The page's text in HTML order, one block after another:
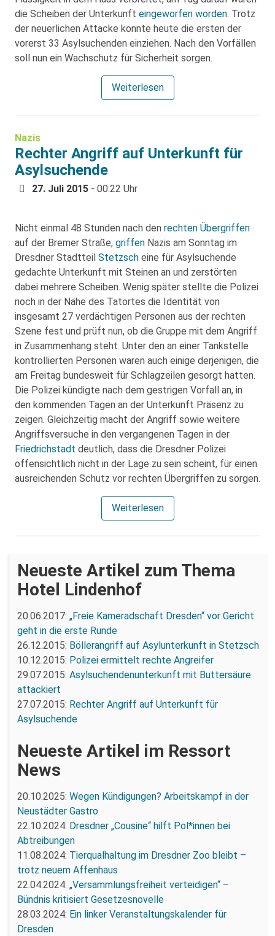
die Scheiben der Unterkunft eingeworfen worden. Trotz
der neuerlichen Attacke konnte heute die ersten der
vorerst 33 Asylsuchenden einziehen. Nach den Vorfällen
soll nun ein Wachschutz für Sicherheit sorgen.
Weiterlesen
Nazis
Rechter Angriff auf Unterkunft für
Asylsuchende
27. Juli 2015 - 00:22 Uhr
Nicht einmal 48 Stunden nach den rechten Übergriffen
auf der Bremer Straße, griffen Nazis am Sonntag im
Dresdner Stadtteil Stetzsch eine für Asylsuchende
gedachte Unterkunft mit Steinen an und zerstörten
dabei mehrere Scheiben. Wenig später stellte die Polizei
noch in der Nähe des Tatortes die Identität von
insgesamt 27 verdächtigen Personen aus der rechten
Szene fest und prüft nun, ob die Gruppe mit dem Angriff
in Zusammenhang steht. Unter den an einer Tankstelle
kontrollierten Personen waren auch einige derjenigen, die
am Freitag bundesweit für Schlagzeilen gesorgt hatten.
Die Polizei kündigte nach dem gestrigen Vorfall an, in
den kommenden Tagen an der Unterkunft Präsenz zu
zeigen. Gleichzeitig macht der Angriff sowie weitere
Angriffsversuche in den vergangenen Tagen in der
Friedrichstadt deutlich, dass die Dresdner Polizei
offensichtlich nicht in der Lage zu sein scheint, für einen
ausreichenden Schutz vor rechten Übergriffen zu sorgen.
Weiterlesen
Neueste Artikel zum Thema
Hotel Lindenhof
20.06.2017: „Freie Kameradschaft Dresden“ vor Gericht
geht in die erste Runde
26.12.2015: Böllerangriff auf Asylunterkunft in Stetzsch
10.12.2015: Polizei ermittelt rechte Angreifer
29.07.2015: Asylsuchendenunterkunft mit Buttersäure
attackiert
27.07.2015: Rechter Angriff auf Unterkunft für
Asylsuchende
Neueste Artikel im Ressort
News
20.10.2025: Wegen Kündigungen? Arbeitskampf in der
Neustädter Gastro
22.10.2024: Dresdner „Cousine“ hilft Pol*innen bei
Abtreibungen
11.08.2024: Tierqualhaltung im Dresdner Zoo bleibt –
trotz neuem Affenhaus
22.04.2024: „Versammlungsfreiheit verteidigen“ –
Bündnis kritisiert Gesetzesnovelle
28.03.2024: Ein linker Veranstaltungskalender für
Dresden